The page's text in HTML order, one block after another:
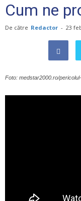
Cum ne
De către Redactor - 23
Foto: medstar2000.ro/